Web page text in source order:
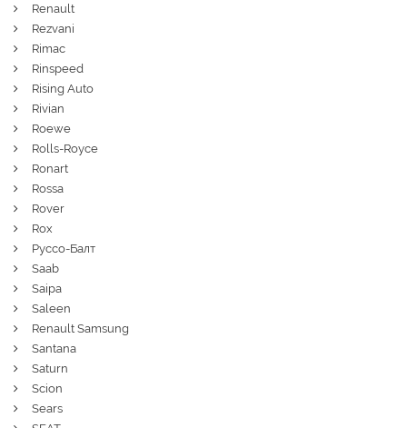
Renault
Rezvani
Rimac
Rinspeed
Rising Auto
Rivian
Roewe
Rolls-Royce
Ronart
Rossa
Rover
Rox
Руссо-Балт
Saab
Saipa
Saleen
Renault Samsung
Santana
Saturn
Scion
Sears